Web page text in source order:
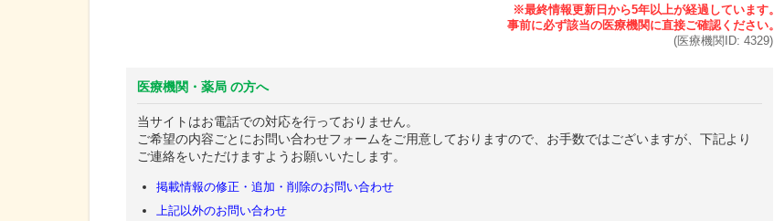
(医療機関ID: 4329)
医療機関・薬局 の方へ
当サイトはお電話での対応を行っておりません。
ご希望の内容ごとにお問い合わせフォームをご用意しておりますので、お手数ではございますが、下記より
ご連絡をいただけますようお願いいたします。
掲載情報の修正・追加・削除のお問い合わせ
上記以外のお問い合わせ